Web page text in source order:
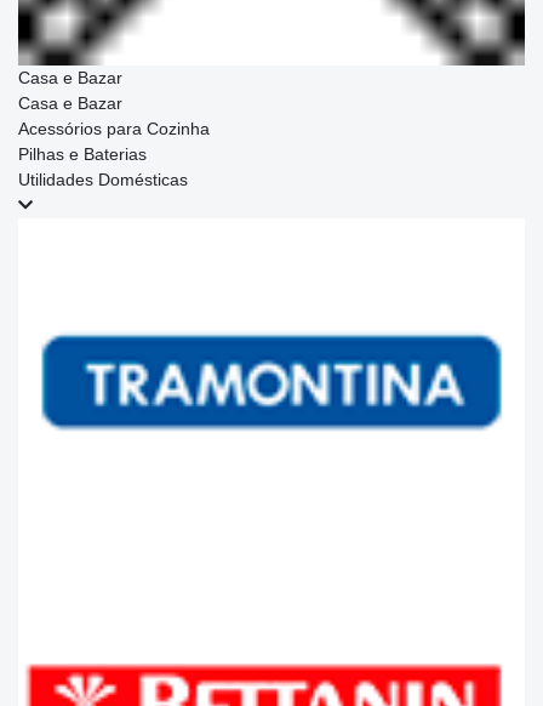
Casa e Bazar
Casa e Bazar
Acessórios para Cozinha
Pilhas e Baterias
Utilidades Domésticas